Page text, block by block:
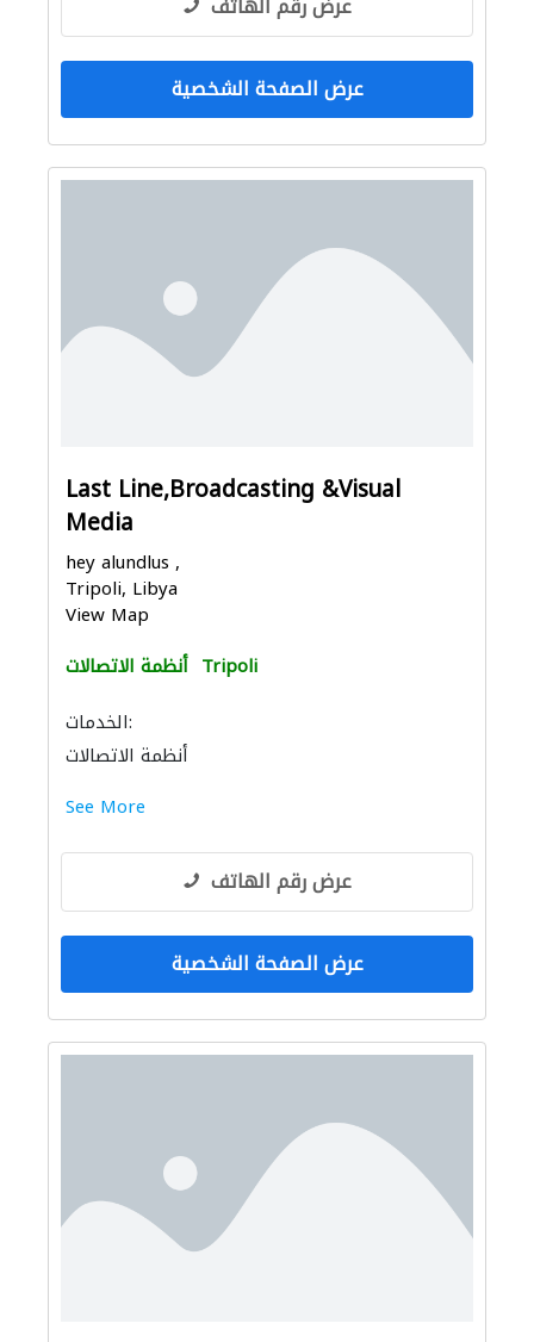
عرض الصفحة الشخصية
Last Line,Broadcasting &Visual
Media
hey alundlus ,
Tripoli, Libya
View Map
أنظمة الاتصالات Tripoli
الخدمات:
أنظمة الاتصالات
See More
عرض رقم الهاتف
عرض الصفحة الشخصية